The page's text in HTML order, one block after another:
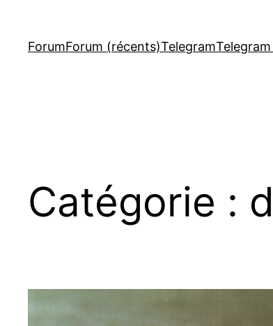
contenu
ForumForum (récents)Telegram
Catégorie :